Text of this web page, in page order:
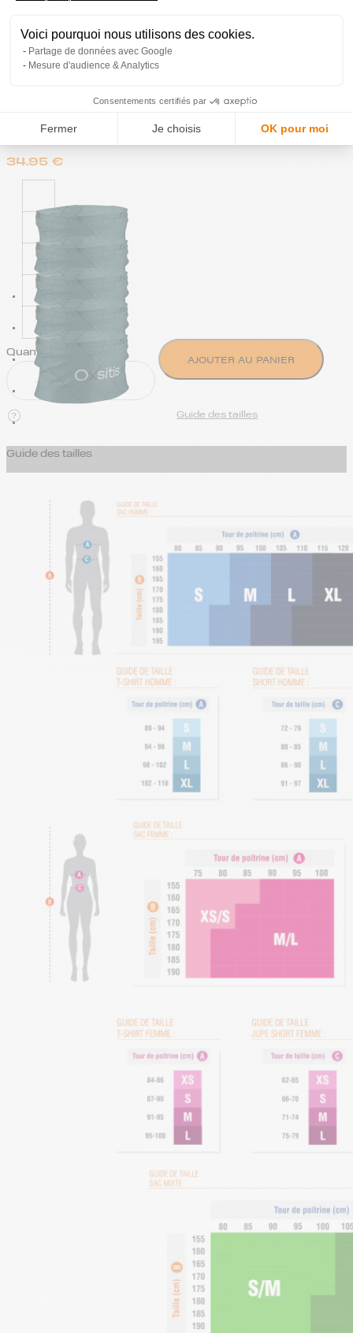
Voici pourquoi nous utilisons des cookies.
Partage de données avec Google
Mesure d'audience & Analytics
Consentements certifiés par
Fermer Je choisis OK pour moi
Lake
34.95 €
Quantity AJOUTER AU PANIER
Guide des tailles
Guide des tailles